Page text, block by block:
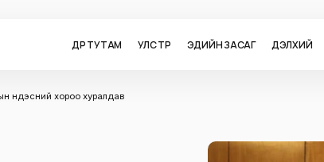
ӨДӨР ТУТАМ УЛС ТӨР ЭДИЙН ЗАСАГ ДЭЛХИЙ
үндэсний хороо хуралдав